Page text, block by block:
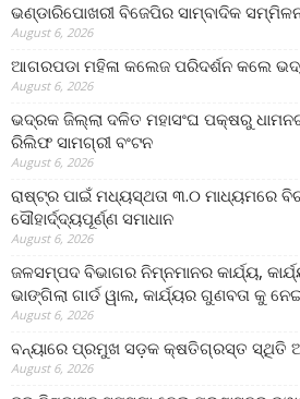
ଭଣ୍ଡାରିପୋଖରୀ ବିଜେପିର ସାମ୍ବାଦିକ
August 6, 2026
ଆଗରପଡା ମହିଳା କଲେଜ ପରିଦର୍ଶନ କଲେ
August 6, 2026
ଭଦ୍ରକ ଜିଲ୍ଲା ଦଳିତ ମହାସଂଘ ପକ୍ଷରୁ
ରିଲିଫ ସାମଗ୍ରୀ ବଂଟନ
August 6, 2026
ରାଷ୍ଟ୍ର ପାଇଁ ମଧ୍ୟସ୍ଥତା ୩.୦ ମାଧ୍ୟମରେ
ସୌହାର୍ଦ୍ଦ୍ୟପୂର୍ଣ୍ଣ ସମାଧାନ
August 6, 2026
ଜଳସମ୍ପଦ ବିଭାଗର ନିମ୍ନମାନର କାର୍ଯ୍ୟ,
ଭାଙ୍ଗିଲା ଗାର୍ଡ ୱାଲ, କାର୍ଯ୍ୟର ଗୁଣବତା କୁ
August 6, 2026
ବନ୍ୟାରେ ପ୍ରମୁଖ ସଡ଼କ କ୍ଷତିଗ୍ରସ୍ତ ସ୍ଥିତି
August 6, 2026